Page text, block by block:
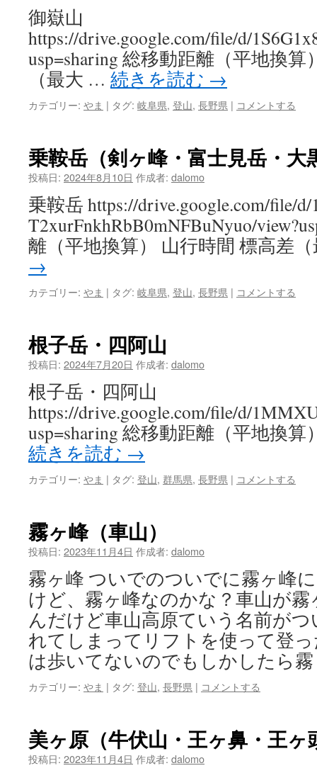
御嶽山
https://drive.google.com/file/d/
usp=sharing 総移動距離（平地換
（最大 … 続きを読む →
カテゴリー: やま | タグ: 岐阜県, 登山, 長野県 | コメントする
乗鞍岳（剣ヶ峰・富士見岳・大
投稿日: 2024年8月10日 作成者: dalomo
乗鞍岳 https://drive.google.com/file/d/
T2xurFnkhRbB0mNFBuNyuo/
離（平地換算） 山行時間 標高差
→
カテゴリー: やま | タグ: 岐阜県, 登山, 長野県 | コメントする
根子岳・四阿山
投稿日: 2024年7月20日 作成者: dalomo
根子岳・四阿山
https://drive.google.com/file/d/
usp=sharing 総移動距離（平地換
続きを読む →
カテゴリー: やま | タグ: 登山, 群馬県, 長野県 | コメントする
霧ヶ峰（車山）
投稿日: 2023年11月4日 作成者: dalomo
霧ヶ峰 ついでのついでに霧ヶ峰
けど、霧ヶ峰なのかな？車山が
んだけど車山高原ていう名前が
れてしまってリフトを使って登
は歩いてないのでもしかしたら
カテゴリー: やま | タグ: 登山, 長野県 | コメントする
美ヶ原（牛伏山・王ヶ鼻・王ヶ
投稿日: 2023年11月4日 作成者: dalomo